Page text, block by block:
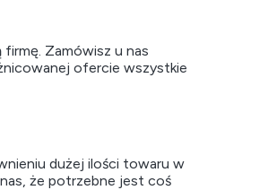
Zamówisz u nas
ofercie wszystkie
dużej ilości towaru w
że potrzebne jest coś